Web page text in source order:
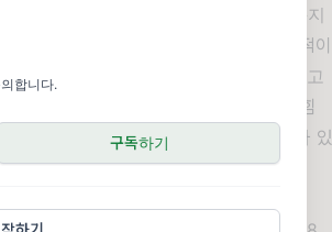
합니다.
구독하기
는데, 여기서 말하는 연주자엔 프로 뮤지
의 커크 해밋(Kirk Hammet)이 대표적이
새트리아니에게 조언을 받은 적이 있다고
의 <You Were There>에 비해 한결 힘
기타 소리가 상쾌하다. 간결하고 꽉 차 있
멜로디에 귀를 기울여 보자.